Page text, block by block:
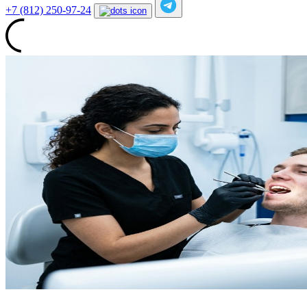
+7 (812) 250-97-24